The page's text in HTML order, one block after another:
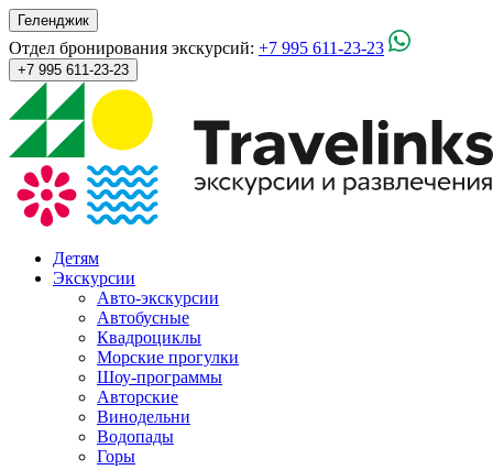
Геленджик
Отдел бронирования экскурсий: +7 995 611-23-23
+7 995 611-23-23
Детям
Экскурсии
Авто-экскурсии
Автобусные
Квадроциклы
Морские прогулки
Шоу-программы
Авторские
Винодельни
Водопады
Горы